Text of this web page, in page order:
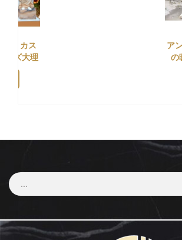
アンティークの黒い大理石
の暖炉のマントルピース